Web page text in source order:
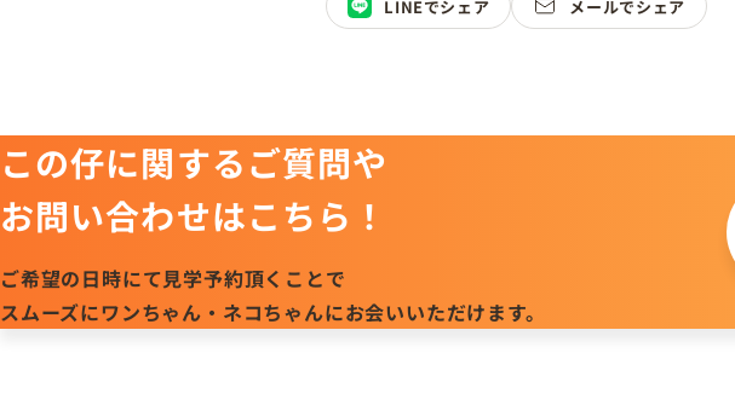
LINEでシェア メールでシェア
この仔に関するご質問や
お問い合わせはこちら！
ご希望の日時にて見学予約頂くことで
スムーズにワンちゃん・ネコちゃんにお会いいただけます。